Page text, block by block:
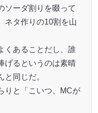
ソーダ割りを啜って
ネタ作りの10割を山
くあることだし、誰
げるというのは素晴
同じだ。
りと「こいつ、MCが